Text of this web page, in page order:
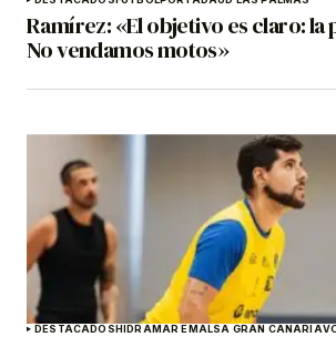
Ramírez: «El objetivo es claro: la
No vendamos motos»
DESTACADOSHIDRAMAR EMALSA GRAN CANARIA